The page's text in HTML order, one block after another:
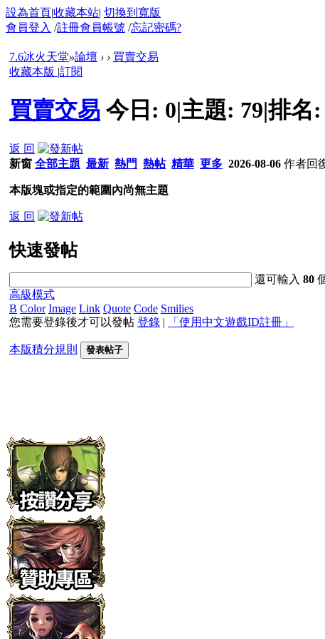
設為首頁|收藏本站| 切換到寬版
會員登入 /註冊會員帳號 /忘記密碼?
7.6冰火天堂»論壇 › › 買賣交易
收藏本版 |訂閱
買賣交易 今日: 0|主題: 79|排名:
返 回
新窗 全部主題 最新 熱門 熱帖 精華 更多 2026-08-06 作者回
本版塊或指定的範圍內尚無主題
返 回
快速發帖
還可輸入80
高級模式
B Color Image Link Quote Code Smilies
您需要登錄後才可以發帖 登錄 | 「使用中文遊戲ID註冊」
本版積分規則 發表帖子